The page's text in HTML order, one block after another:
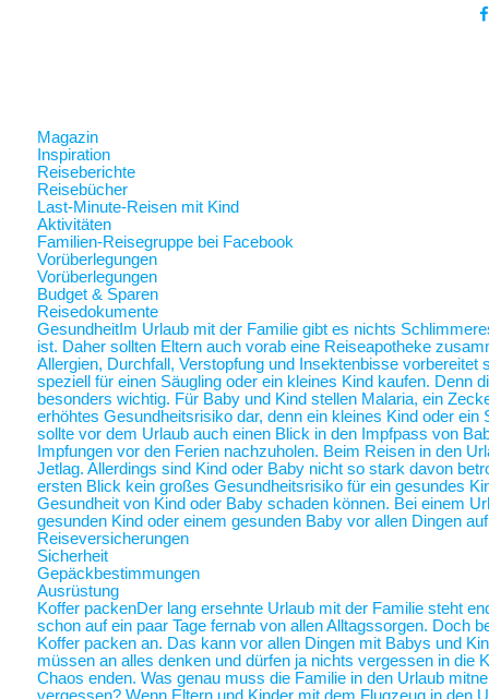
Magazin
Inspiration
Reiseberichte
Reisebücher
Last-Minute-Reisen mit Kind
Aktivitäten
Familien-Reisegruppe bei Facebook
Vorüberlegungen
Vorüberlegungen
Budget & Sparen
Reisedokumente
Gesundheit Im Urlaub mit der Familie gibt es nichts
ist. Daher sollten Eltern auch vorab eine Reiseapotheke
Allergien, Durchfall, Verstopfung und Insektenbisse
speziell für einen Säugling oder ein kleines Kind kaufen. Denn
besonders wichtig. Für Baby und Kind stellen Malaria, ein
erhöhtes Gesundheitsrisiko dar, denn ein kleines Kind oder
sollte vor dem Urlaub auch einen Blick in den Impfpass von
Impfungen vor den Ferien nachzuholen. Beim Reisen in den
Jetlag. Allerdings sind Kind oder Baby nicht so stark davon
ersten Blick kein großes Gesundheitsrisiko für ein gesundes
Gesundheit von Kind oder Baby schaden können. Bei einem
gesunden Kind oder einem gesunden Baby vor allen Dingen
Reiseversicherungen
Sicherheit
Gepäckbestimmungen
Ausrüstung
Koffer packenDer lang ersehnte Urlaub mit der Familie steht
schon auf ein paar Tage fernab von allen Alltagssorgen. Doch
Koffer packen an. Das kann vor allen Dingen mit Babys und
müssen an alles denken und dürfen ja nichts vergessen in die
Chaos enden. Was genau muss die Familie in den Urlaub